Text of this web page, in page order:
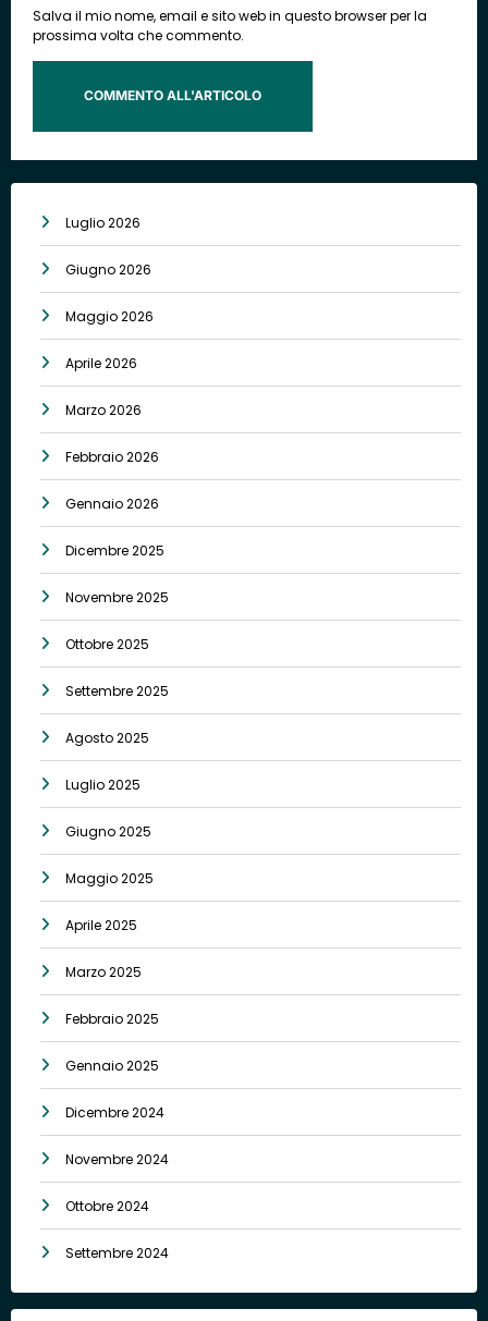
Salva il mio nome, email e sito web in questo browser per la
prossima volta che commento.
Luglio 2026
Giugno 2026
Maggio 2026
Aprile 2026
Marzo 2026
Febbraio 2026
Gennaio 2026
Dicembre 2025
Novembre 2025
Ottobre 2025
Settembre 2025
Agosto 2025
Luglio 2025
Giugno 2025
Maggio 2025
Aprile 2025
Marzo 2025
Febbraio 2025
Gennaio 2025
Dicembre 2024
Novembre 2024
Ottobre 2024
Settembre 2024